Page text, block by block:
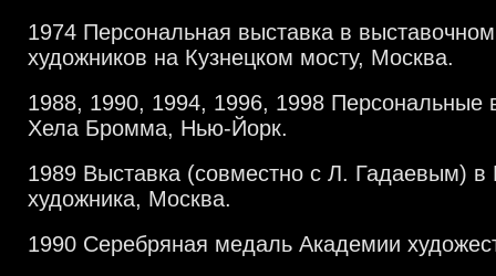
1974 Персональная выставка в
художников на Кузнецком мосту, Москва.
1988, 1990, 1994, 1996, 1998 Персональные
Хела Бромма, Нью-Йорк.
1989 Выставка (совместно с Л. Гадаевым)
художника, Москва.
1990 Серебряная медаль Академии